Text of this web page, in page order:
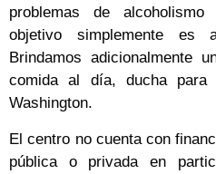
problemas de
objetivo simplemente es
Brindamos adicionalmente
comida al día, ducha para
Washington.
El centro no cuenta con
pública o privada en